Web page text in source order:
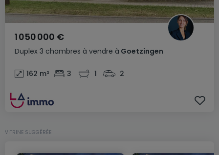
Duplex 3 chambres à vendre à Goetzingen
1 050 000 €
162 m² 3 1 2
VITRINE SUGGÉRÉE